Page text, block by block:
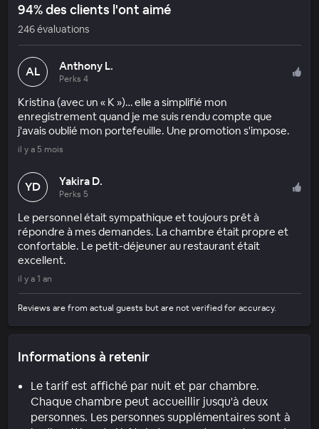
94% des clients l'ont aimé
246 évaluations
AL Anthony L.
Perks 4
Kristina (avec un « K »)… elle a simplifié mon
enregistrement quand je me suis rendu compte que
j'avais oublié mon portefeuille. Une promotion s'impose.
il y a 5 mois
YD Yakira D.
Perks 5
Le personnel était sympathique et toujours prêt à
répondre à mes demandes. La chambre était propre et
confortable. Le petit-déjeuner au restaurant était
excellent.
il y a 1 an
Reviews are from actual guests but are not verified for accuracy.
Informations à retenir
Le tarif est affiché par nuit et par chambre.
Chaque chambre peut accueillir jusqu'à deux
personnes. Les personnes supplémentaires sont à